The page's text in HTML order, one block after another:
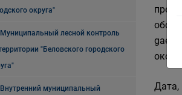
округа"
Муниципальный лесной контроль
"Беловского городского
Внутренний муниципальный
Дата,